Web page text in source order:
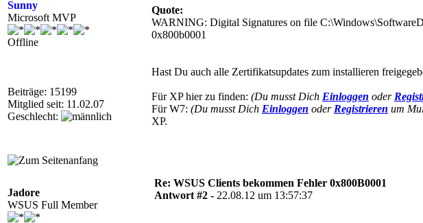
Sunny
Microsoft MVP
Offline
Beiträge: 15199
Mitglied seit: 11.02.07
Geschlecht:
Quote:
WARNING: Digital Signatures on file
0x800b0001
Hast Du auch alle Zertifikatsupdates zum installieren
Für XP hier zu finden: (Du musst Dich Einloggen oder
Für W7: (Du musst Dich Einloggen oder Registrieren um
XP.
Jadore
WSUS Full Member
Re: WSUS Clients bekommen Fehler 0x800B0001
Antwort #2 - 22.08.12 um 13:57:37